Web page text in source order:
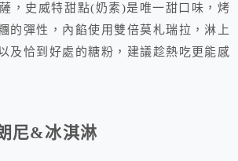
，史威特甜點(奶素)是唯一甜口味，烤
的彈性，內餡使用雙倍莫札瑞拉，淋上
及恰到好處的糖粉，建議趁熱吃更能感
尼&冰淇淋